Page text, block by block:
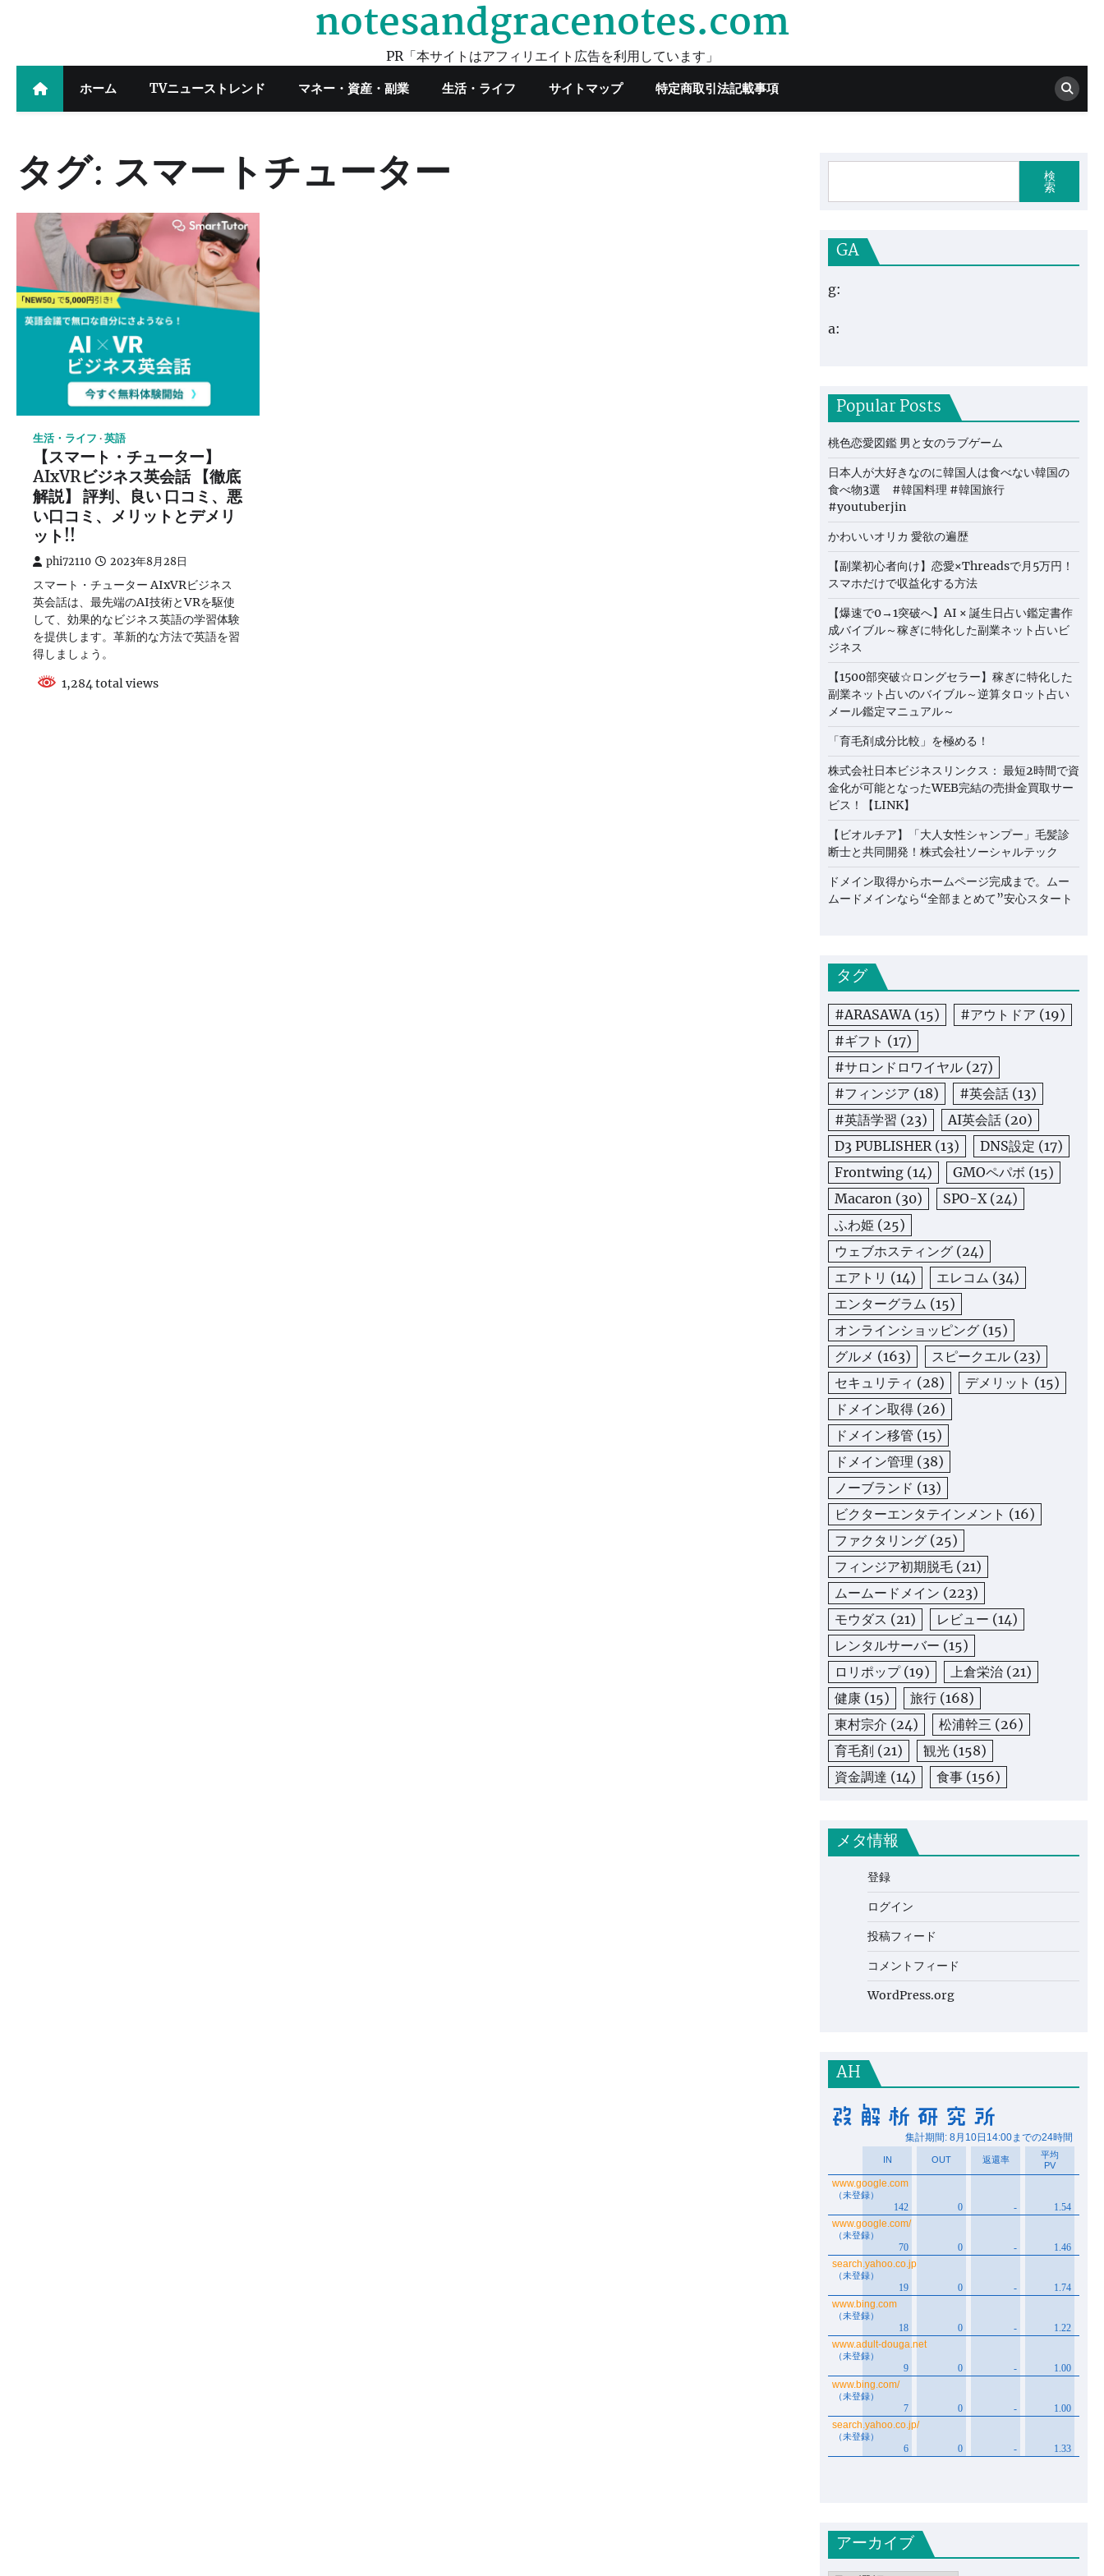
notesandgracenotes.com
PR「本サイトはアフィリエイト広告を利用しています」
ホーム TVニューストレンド マネー・資産・副業 生活・ライフ サイトマップ 特定商取引法記載事項
タグ: スマートチューター
生活・ライフ 英語
【スマート・チューター】
AIxVRビジネス英会話 【徹底
解説】 評判、良い 口コミ、悪
い口コミ、メリットとデメリ
ット!!
phi72110 2023年8月28日
スマート・チューター AIxVRビジネス
英会話は、最先端のAI技術とVRを駆使
して、効果的なビジネス英語の学習体験
を提供します。革新的な方法で英語を習
得しましょう。
1,284 total views
検
索
GA
g:
a:
Popular Posts
桃色恋愛図鑑 男と女のラブゲーム
日本人が大好きなのに韓国人は食べない韓国の
食べ物3選 #韓国料理 #韓国旅行
#youtuberjin
かわいいオリカ 愛欲の遍歴
【副業初心者向け】恋愛×Threadsで月5万円！
スマホだけで収益化する方法
【爆速で0→1突破へ】AI × 誕生日占い鑑定書作
成バイブル～稼ぎに特化した副業ネット占いビ
ジネス
【1500部突破☆ロングセラー】稼ぎに特化した
副業ネット占いのバイブル～逆算タロット占い
メール鑑定マニュアル～
「育毛剤成分比較」を極める！
株式会社日本ビジネスリンクス： 最短2時間で資
金化が可能となったWEB完結の売掛金買取サー
ビス！【LINK】
【ビオルチア】「大人女性シャンプー」毛髪診
断士と共同開発！株式会社ソーシャルテック
ドメイン取得からホームページ完成まで。ムー
ムードメインなら“全部まとめて”安心スタート
タグ
#ARASAWA(15) #アウトドア (19)
#ギフト (17)
#サロンドロワイヤル (27)
#フィンジア (18) #英会話 (13)
#英語学習 (23) AI英会話 (20)
D3 PUBLISHER(13) DNS設定 (17)
Frontwing (14) GMOペパボ (15)
Macaron (30) SPO-X(24)
ふわ姫 (25)
ウェブホスティング (24)
エアトリ (14) エレコム (34)
エンターグラム (15)
オンラインショッピング (15)
グルメ (163) スピークエル (23)
セキュリティ (28) デメリット (15)
ドメイン取得 (26)
ドメイン移管 (15)
ドメイン管理 (38)
ノーブランド (13)
ビクターエンタテインメント (16)
ファクタリング (25)
フィンジア初期脱毛 (21)
ムームードメイン (223)
モウダス (21) レビュー (14)
レンタルサーバー (15)
ロリポップ(19) 上倉栄治 (21)
健康 (15) 旅行 (168)
東村宗介 (24) 松浦幹三 (26)
育毛剤 (21) 観光 (158)
資金調達 (14) 食事 (156)
メタ情報
登録
ログイン
投稿フィード
コメントフィード
WordPress.org
AH
アーカイブ